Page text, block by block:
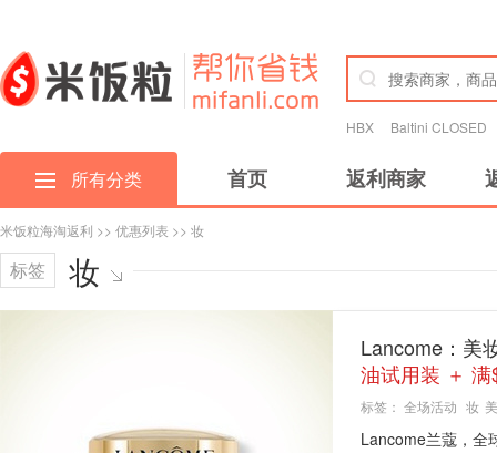
HBX Baltini CLOSED
所有分类 首页 返利商家
米饭粒海淘返利 >> 优惠列表 >> 妆
标签 妆
Lancome：美
油试用装 ＋
标签： 全场活动 妆
Lancome兰蔻，全